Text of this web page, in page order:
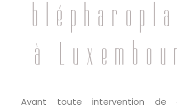
à
Avant toute intervention de